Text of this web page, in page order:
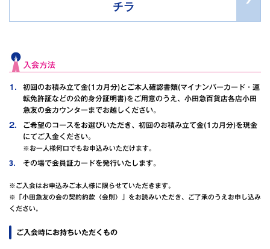
チラ
初回のお積み立て金(1カ月分)とご本人確認書類(マイナンバーカード・運
転免許証などの公的身分証明書)をご用意のうえ、小田急百貨店各店小田
急友の会カウンターまでお越しください。
ご希望のコースをお選びいただき、初回のお積み立て金(1カ月分)を現金
にてご入金ください。
※お一人様何口でもお申込みいただけます。
その場で会員証カードを発行いたします。
※ご入会はお申込みご本人様に限らせていただきます。
※「小田急友の会の契約約款〈会則〉」をお読みいただき、ご了承のうえお申し込み
ください。
ご入会時にお持ちいただくもの